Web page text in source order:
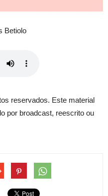
Betiolo
reservados. Este material
por broadcast, reescrito ou